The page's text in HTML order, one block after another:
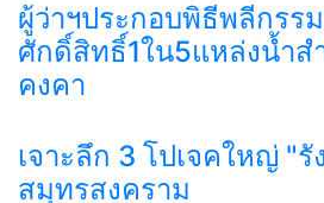
ผู้ว่าฯประกอบพิธีพลีกรร
ศักดิ์สิทธิ์1ใน5แหล่งน้ำ
คงคา
เจาะลึก 3 โปเจคใหญ่ "
สมุทรสงคราม